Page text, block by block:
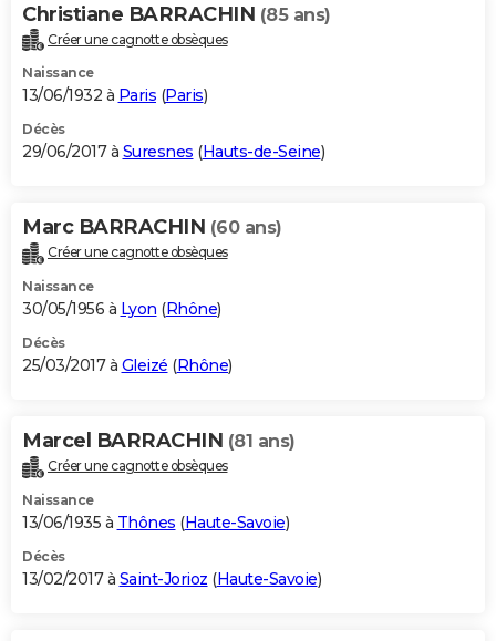
Christiane BARRACHIN (85 ans)
Créer une cagnotte obsèques
Naissance
13/06/1932 à Paris (Paris)
Décès
29/06/2017 à Suresnes (Hauts-de-Seine)
Marc BARRACHIN (60 ans)
Créer une cagnotte obsèques
Naissance
30/05/1956 à Lyon (Rhône)
Décès
25/03/2017 à Gleizé (Rhône)
Marcel BARRACHIN (81 ans)
Créer une cagnotte obsèques
Naissance
13/06/1935 à Thônes (Haute-Savoie)
Décès
13/02/2017 à Saint-Jorioz (Haute-Savoie)